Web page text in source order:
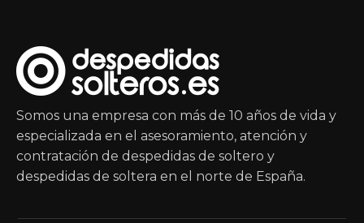
Somos una empresa con más de 10 años de vida y
especializada en el asesoramiento, atención y
contratación de despedidas de soltero y
despedidas de soltera en el norte de España.